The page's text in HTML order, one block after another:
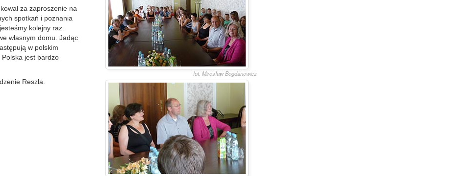
za zaproszenie na
spotkań i poznania
kolejny raz.
własnym domu. Jadąc
w polskim
jest bardzo
Reszla.
fot. Mirosław Bogdanowicz